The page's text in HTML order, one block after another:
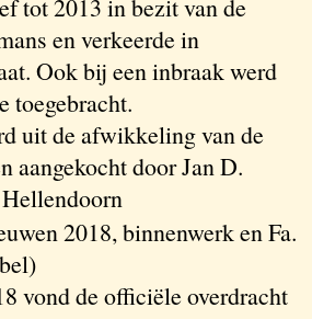
tot 2013 in bezit van de
en verkeerde in
Ook bij een inbraak werd
toegebracht.
uit de afwikkeling van de
aangekocht door Jan D.
2018, binnenwerk en Fa.
vond de officiële overdracht